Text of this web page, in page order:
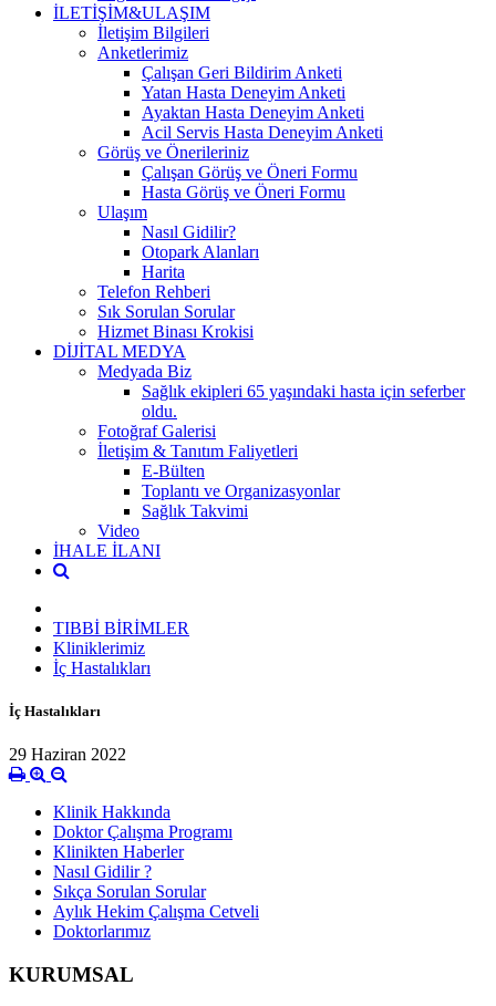
İLETİŞİM&ULAŞIM
İletişim Bilgileri
Anketlerimiz
Çalışan Geri Bildirim Anketi
Yatan Hasta Deneyim Anketi
Ayaktan Hasta Deneyim Anketi
Acil Servis Hasta Deneyim Anketi
Görüş ve Önerileriniz
Çalışan Görüş ve Öneri Formu
Hasta Görüş ve Öneri Formu
Ulaşım
Nasıl Gidilir?
Otopark Alanları
Harita
Telefon Rehberi
Sık Sorulan Sorular
Hizmet Binası Krokisi
DİJİTAL MEDYA
Medyada Biz
Sağlık ekipleri 65 yaşındaki hasta için seferber
oldu.
Fotoğraf Galerisi
İletişim & Tanıtım Faliyetleri
E-Bülten
Toplantı ve Organizasyonlar
Sağlık Takvimi
Video
İHALE İLANI
TIBBİ BİRİMLER
Kliniklerimiz
İç Hastalıkları
İç Hastalıkları
29 Haziran 2022
Klinik Hakkında
Doktor Çalışma Programı
Klinikten Haberler
Nasıl Gidilir ?
Sıkça Sorulan Sorular
Aylık Hekim Çalışma Cetveli
Doktorlarımız
KURUMSAL